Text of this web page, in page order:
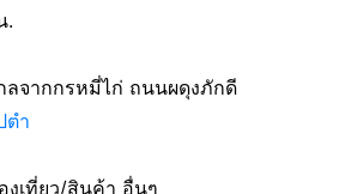
.
ลจากกรหมี่ไก่ ถนนผดุงภักดี
ตำ
เที่ยว/สินค้า อื่นๆ